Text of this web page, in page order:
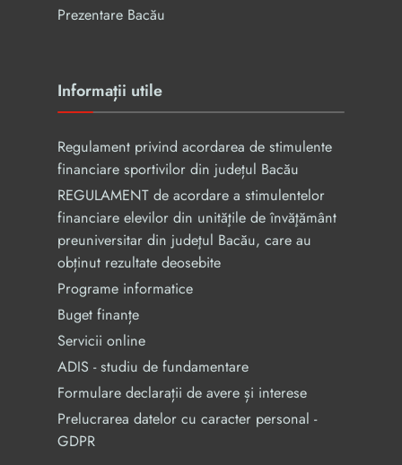
Prezentare Bacău
Informații utile
Regulament privind acordarea de stimulente
financiare sportivilor din județul Bacău
REGULAMENT de acordare a stimulentelor
financiare elevilor din unităţile de învăţământ
preuniversitar din judeţul Bacău, care au
obținut rezultate deosebite
Programe informatice
Buget finanțe
Servicii online
ADIS - studiu de fundamentare
Formulare declarații de avere și interese
Prelucrarea datelor cu caracter personal -
GDPR